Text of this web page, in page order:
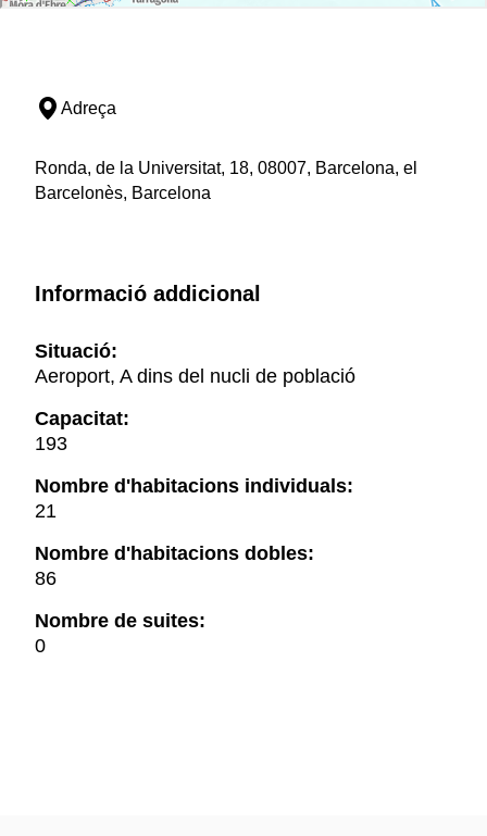
Adreça
Ronda, de la Universitat, 18, 08007, Barcelona, el
Barcelonès, Barcelona
Informació addicional
Situació:
Aeroport, A dins del nucli de població
Capacitat:
193
Nombre d'habitacions individuals:
21
Nombre d'habitacions dobles:
86
Nombre de suites:
0